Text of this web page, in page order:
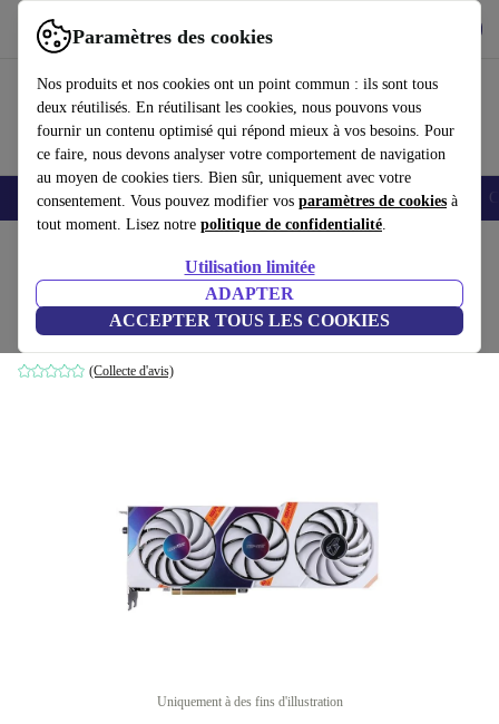
Paramètres des cookies
Nos produits et nos cookies ont un point commun : ils sont tous
deux réutilisés. En réutilisant les cookies, nous pouvons vous
fournir un contenu optimisé qui répond mieux à vos besoins. Pour
ce faire, nous devons analyser votre comportement de navigation
au moyen de cookies tiers. Bien sûr, uniquement avec votre
consentement. Vous pouvez modifier vos paramètres de cookies à
tout moment. Lisez notre politique de confidentialité.
Utilisation limitée
ADAPTER
ACCEPTER TOUS LES COOKIES
Utilisez refurbed rapidement et facilement
Smartphones Laptops Tablettes Montres connectées Accessoires
RTX 3060 Ultra
12 GB GDDR6
(Collecte d'avis)
Uniquement à des fins d'illustration